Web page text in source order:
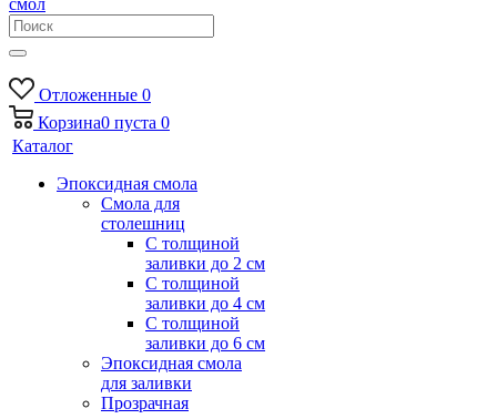
Отложенные 0
Корзина0 пуста 0
Каталог
Эпоксидная смола
Смола для
столешниц
С толщиной
заливки до 2 см
С толщиной
заливки до 4 см
С толщиной
заливки до 6 см
Эпоксидная смола
для заливки
Прозрачная